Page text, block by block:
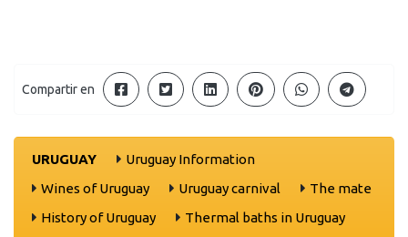
Compartir en
URUGUAY
Uruguay Information
Wines of Uruguay
Uruguay carnival
The mate
History of Uruguay
Thermal baths in Uruguay